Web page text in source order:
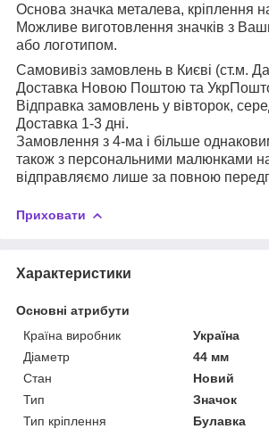
Основа значка металева, кріплення
Можливе виготовлення значків з
або логотипом.
Самовивіз замовлень в Києві (ст.м.
Доставка Новою Поштою та
Відправка замовлень у вівторок,
Доставка 1-3 дні.
Замовлення з 4-ма і більше
також з персональними малюнками
відправляємо лише за повною
Приховати
Характеристики
Основні атрибути
Країна виробник
Україна
Діаметр
44 мм
Стан
Новий
Тип
Значок
Тип кріплення
Булавка